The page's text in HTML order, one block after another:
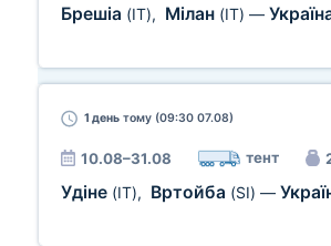
Брешіа (IT), Мілан (IT) —
1 день тому (09:30 07.08)
10.08–31.08 тент
Удіне (IT), Вртойба (SI) —